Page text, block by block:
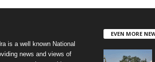
is a well known National
news and views of
EVEN MORE